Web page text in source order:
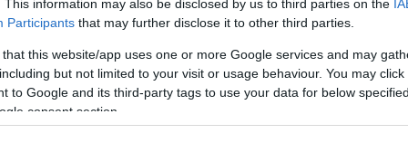
This information may also be disclosed by us to third parties on the
Participants that may further disclose it to other third parties.
that this website/app uses one or more Google services and may
but not limited to your visit or usage behaviour. You may
to Google and its third-party tags to use your data for below
consent section.
egy része a bélflóránkban is
az emésztésben segítenek,
önkéntes